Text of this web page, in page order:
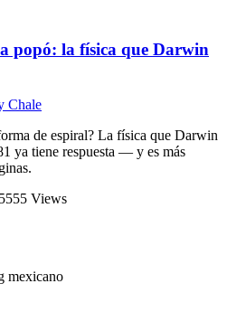
popó: la física que Darwin
Chale
de espiral? La física que Darwin
ya tiene respuesta — y es más
5555 Views
mexicano